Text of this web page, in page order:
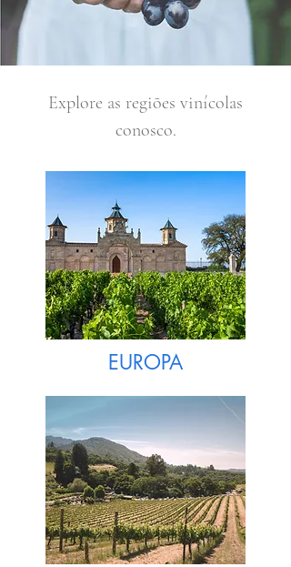
Explore as regiões vinícolas
conosco.
EUROPA